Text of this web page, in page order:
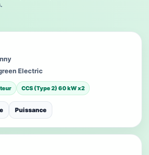
Electric
CCS (Type 2) 60 kW x2
Puissance